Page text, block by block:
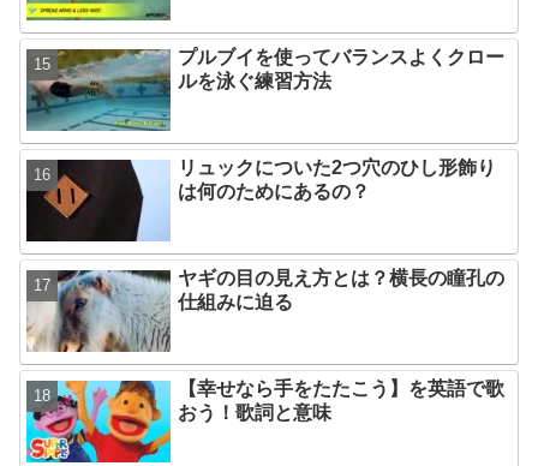
プルブイを使ってバランスよくクロー
ルを泳ぐ練習方法
リュックについた2つ穴のひし形飾り
は何のためにあるの？
ヤギの目の見え方とは？横長の瞳孔の
仕組みに迫る
【幸せなら手をたたこう】を英語で歌
おう！歌詞と意味